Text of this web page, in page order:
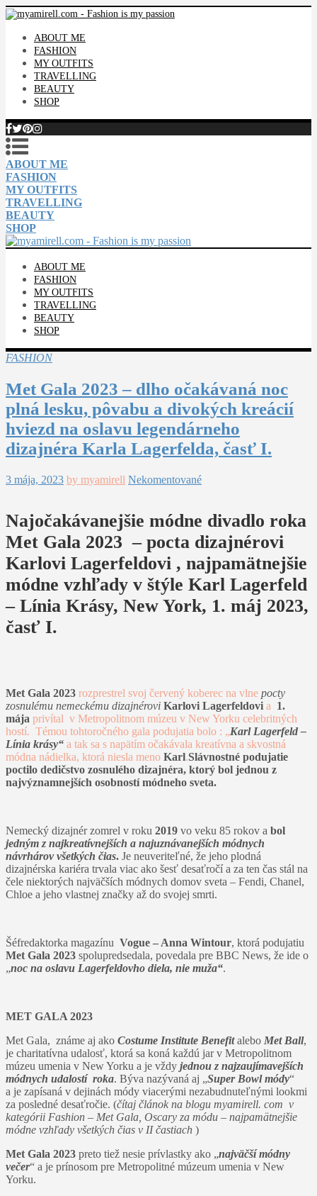
ABOUT ME
FASHION
MY OUTFITS
TRAVELLING
BEAUTY
SHOP
ABOUT ME
FASHION
MY OUTFITS
TRAVELLING
BEAUTY
SHOP
ABOUT ME
FASHION
MY OUTFITS
TRAVELLING
BEAUTY
SHOP
FASHION
Met Gala 2023 – dlho očakávaná noc
plná lesku, pôvabu a divokých kreácií
hviezd na oslavu legendárneho
dizajnéra Karla Lagerfelda, časť I.
3 mája, 2023 by myamirell Nekomentované
Najočakávanejšie módne divadlo roka
Met Gala 2023 – pocta dizajnérovi
Karlovi Lagerfeldovi , najpamätnejšie
módne vzhľady v štýle Karl Lagerfeld
– Línia Krásy, New York, 1. máj 2023,
časť I.
Met Gala 2023 rozprestrel svoj červený koberec na vlne pocty
zosnulému nemeckému dizajnérovi Karlovi Lagerfeldovi a 1.
mája privítal v Metropolitnom múzeu v New Yorku celebritných
hostí. Témou tohtoročného gala podujatia bolo : „Karl Lagerfeld –
Línia krásy“ a tak sa s napätím očakávala kreatívna a skvostná
módna nádielka, ktorá niesla meno Karl.Slávnostné podujatie
poctilo dedičstvo zosnulého dizajnéra, ktorý bol jednou z
najvýznamnejších osobností módneho sveta.
Nemecký dizajnér zomrel v roku 2019 vo veku 85 rokov a bol
jedným z najkreatívnejších a najuznávanejších módnych
návrhárov všetkých čias. Je neuveriteľné, že jeho plodná
dizajnérska kariéra trvala viac ako šesť desaťročí a za ten čas stál na
čele niektorých najväčších módnych domov sveta – Fendi, Chanel,
Chloe a jeho vlastnej značky až do svojej smrti.
Šéfredaktorka magazínu Vogue – Anna Wintour, ktorá podujatiu
Met Gala 2023 spolupredsedala, povedala pre BBC News, že ide o
„noc na oslavu Lagerfeldovho diela, nie muža“.
MET GALA 2023
Met Gala, známe aj ako Costume Institute Benefit alebo Met Ball,
je charitatívna udalosť, ktorá sa koná každú jar v Metropolitnom
múzeu umenia v New Yorku a je vždy jednou z najzaujímavejších
módnych udalostí roka. Býva nazývaná aj „Super Bowl módy“
a je zapísaná v dejinách módy viacerými nezabudnuteľnými lookmi
za posledné desaťročie. (čítaj článok na blogu myamirell. com v
kategórii Fashion – Met Gala, Oscary za módu – najpamätnejšie
módne vzhľady všetkých čias v II častiach )
Met Gala 2023 preto tiež nesie prívlastky ako „najväčší módny
večer“ a je prínosom pre Metropolitné múzeum umenia v New
Yorku.